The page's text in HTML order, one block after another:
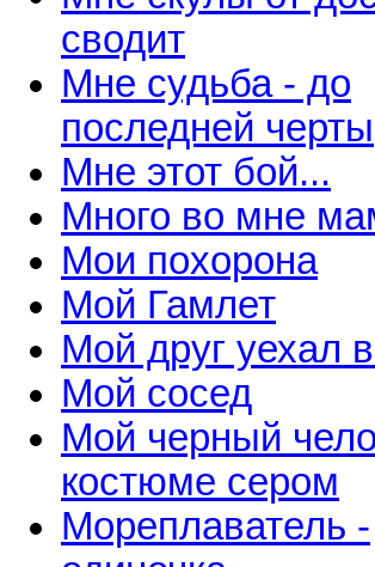
сводит
Мне судьба - до
последней черты
Мне этот бой...
Много во мне
Мои похорона
Мой Гамлет
Мой друг уехал
Мой сосед
Мой черный
костюме сером
Мореплаватель -